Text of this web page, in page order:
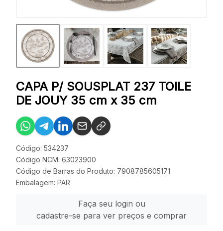
CAPA P/ SOUSPLAT 237 TOILE
DE JOUY 35 cm x 35 cm
Código: 534237
Código NCM: 63023900
Código de Barras do Produto: 7908785605171
Embalagem: PAR
Faça seu login ou
cadastre-se para ver preços e comprar